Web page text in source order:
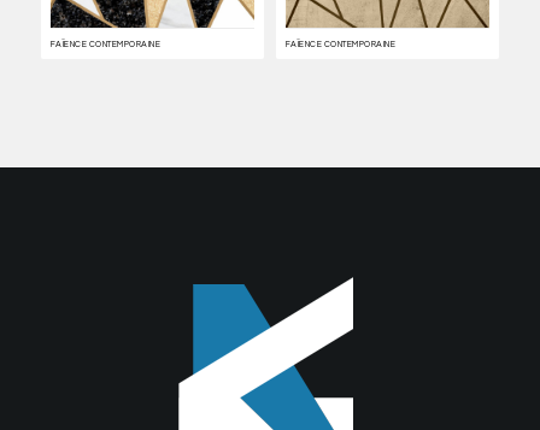
FAÏENCE CONTEMPORAINE FAÏENCE CONTEMPORAINE